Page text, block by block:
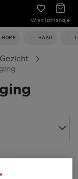
WishlistMandje
HOME HAAR
Gezicht